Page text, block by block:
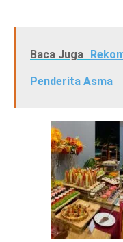
Baca Juga
Penderita Asma